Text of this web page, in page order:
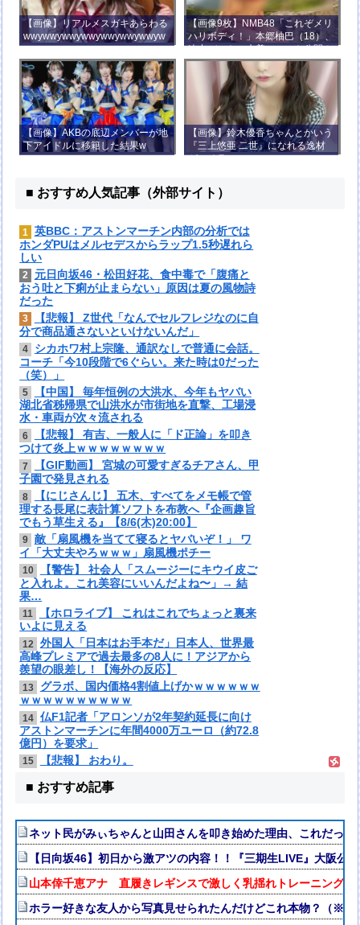
【画像】リアルメスガキあらわる
wwywwywwywwywwywwywwyw
wywwy
【画像9枚】NMB48「これぞメリ
ハリボディ！」本郷柚巴（18）、
迫力バストの水着ショット公開！
【画像】AKBの底辺メンバーが地
下アイドルに移籍した結果w
【画像】鈴木優香ちゃんとかいう
『三上悠亜 二世』になれる逸材
がコチラ
■ おすすめ人気記事（外部サイト）
1
英BBC：アストンマーチン内部の分析では
ホンダPUはメルセデスからラップ1.5秒遅れら
しい
2
元日向坂46・松田好花、食中毒で「腹痛と
おう吐と下痢が止まらない」原因は夏の風物詩
だった
3
【悲報】 Z世代「なんでセルフレジなのに自
分で商品通さないといけないんだ」
4
シカホワ村上宗隆、通訳なしで普通に会話。
コーチ「今10段階で6ぐらい。来た時は0だった
（笑）」
5
【中国】 毎年恒例の大洪水、今年もヤバい
湖北省秭帰県で山洪水が市街地を直撃、工場浸
水・車両が次々流される
6
【悲報】 有吉、一般人に「ド正論」を叩き
つけて炎上ｗｗｗｗｗｗｗｗ
7
【GIF動画】 宮城の可愛すぎるチアさん、甲
子園で発見される
8
【にじさんじ】 五木、すべてをメモ帳で管
理する長尾に表計算ソフトを布教へ『企画趣旨
でもう草生える』【8/6(木)20:00】
9 敵「扇風機を当てて寝るとヤバいぞ！」 ワ
イ「大丈夫やろｗｗｗ」扇風機ポチー
10
【警告】 社会人「スムージーにキウイ皮ご
と入れよ。これ美容にいいんだよね〜」→ 結
果…
11
【ホロライブ】 これはこれでちょっと裏来
いよに見える
12 外国人「日本はお手本だ」日本人、世界最
高峰プレミアで過去最多の8人に！アジアから
羨望の眼差し！【海外の反応】
13
グラボ、国内価格4割値上げかｗｗｗｗｗｗ
ｗｗｗｗｗｗｗｗｗｗ
14 仏F1記者「アロンソが2年契約延長に向け
アストンマーチンに年間4000万ユーロ（約72.8
億円）を要求」
15 【悲報】 おわり。
■ おすすめ記事
ネット民がみぃちゃんと山田さんを叩き始めた理由、これだっ
【日向坂46】初日から激アツの内容！！『三期生LIVE』大阪公
山本倖千恵アナ 直履きレギンスで激しく乳揺れトレーニング！
ホラー好きな友人から写真見せられたんだけどこれ本物？（※画